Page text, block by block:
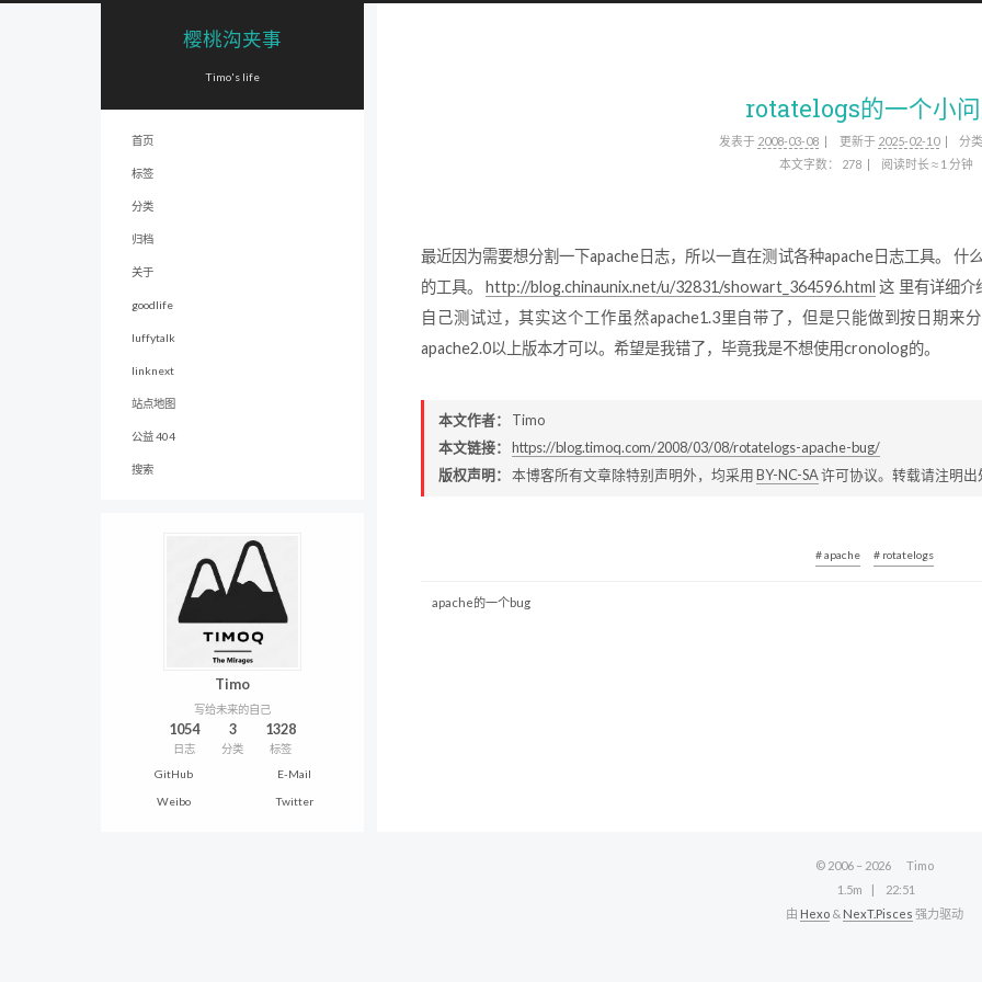
樱桃沟夹事
Timo's life
首页
标签
分类
归档
关于
goodlife
luffytalk
linknext
站点地图
公益 404
搜索
Timo
写给未来的自己
1054
日志
3
分类
1328
标签
GitHub
E-Mail
Weibo Twitter
rotatelogs的一个小
发表于 2008-03-08 更新于 2025-02-10 分
本文字数：
278 阅读时长 ≈ 1 分钟
最近因为需要想分割一下apache日志，所以一直在测试各种apache日志工具。
的工具。http://blog.chinaunix.net/u/32831/showart_364596.html 这 里有详细
自己测试过，其实这个工作虽然apache1.3里自带了，但是只能做到按日期来
apache2.0以上版本才可以。希望是我错了，毕竟我是不想使用cronolog的。
本文作者： Timo
本文链接：
https://blog.timoq.com/2008/03/08/rotatelogs-apache-bug/
版权声明： 本博客所有文章除特别声明外，均采用BY-NC-SA许可协议。转载请注明出
# apache # rotatelogs
apache的一个bug
© 2006 – 2026
Timo
1.5m
22:51
由 Hexo & NexT.Pisces 强力驱动